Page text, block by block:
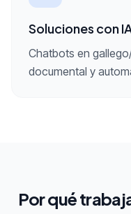
Soluciones con
Chatbots en
documental y
Por qué